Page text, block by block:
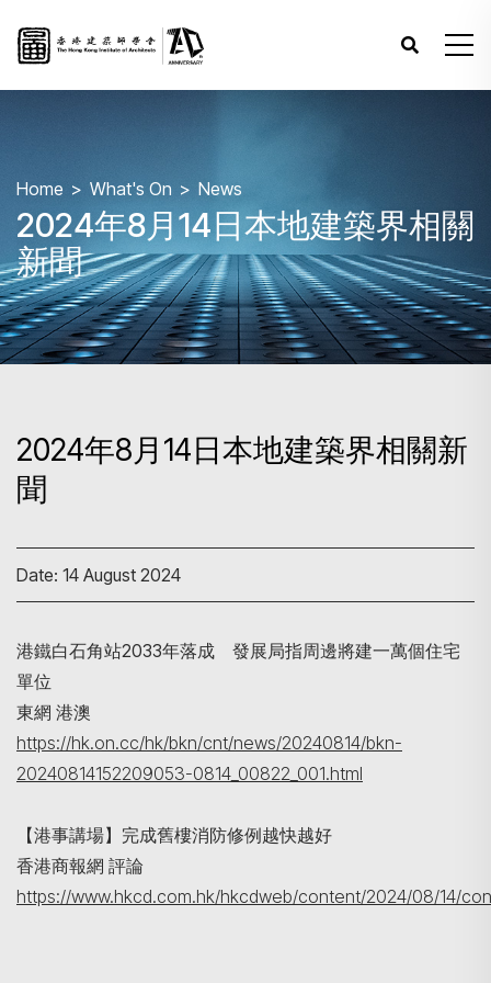
Home What's On News
2024年8月14日本地建築界相關
新聞
2024年8月14日本地建築界相關新
聞
Date: 14 August 2024
港鐵白石角站2033年落成 發展局指周邊將建一萬個住宅
單位
東網 港澳
https://hk.on.cc/hk/bkn/cnt/news/20240814/bkn-
20240814152209053-0814_00822_001.html
【港事講場】完成舊樓消防修例越快越好
香港商報網 評論
https://www.hkcd.com.hk/hkcdweb/content/2024/08/14/